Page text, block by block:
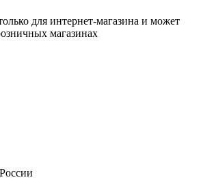
для интернет-магазина и может
магазинах